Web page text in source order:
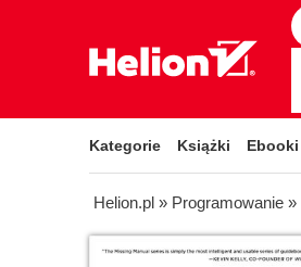
Kategorie Książki Ebooki
Helion.pl » Programowanie »